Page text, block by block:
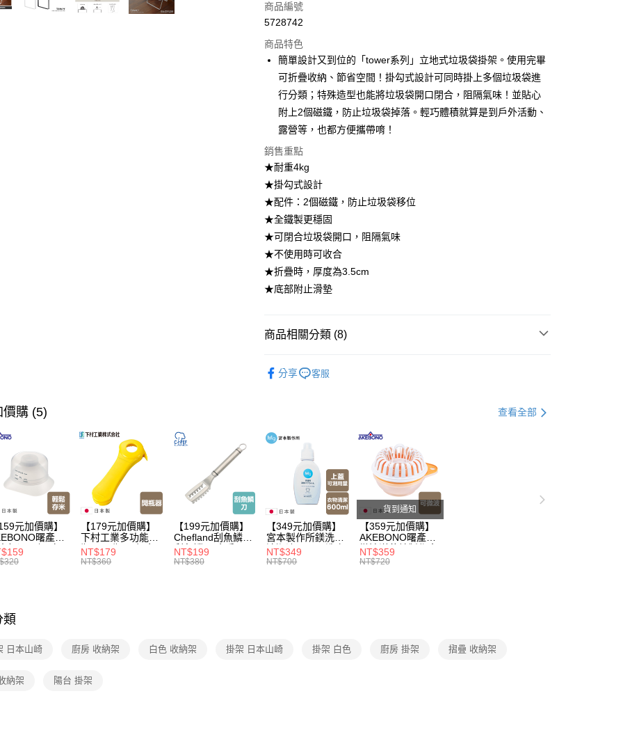
悠遊付
Google Pay
全盈+PAY
大哥付你分期
相關說明
【大哥付你分期使用說明】
2.付款方式選擇「大哥付你分期」，訂單成立後會自動跳轉到大哥付的交易
流程，驗證手機門號後，選擇欲分期的期數、繳款截止日，確認付款後即
3.實際核准額度、可分期數及費用金額請依後續交易確認頁面所載為準。
4.訂單成立30分鐘內，如未前往確認交易或遇審核未通過，訂單將自動取
消。如遇「轉專審核」未通過狀況，表示未達大哥付你分期系統評分，恕
無法說明評估內容。
【繳款方式說明】
1.分期款項不併入電信帳單，「大哥付你分期」於每月結算日後寄送繳費提
醒簡訊。
2.透過簡訊連結打開帳單後，可選擇「超商條碼／台灣大直營門市／銀行轉
帳／街口支付／iPASS MONEY」等通路繳費。
1.本服務係由「台灣大哥大股份有限公司」（以下簡稱本公司）所提供，讓
用戶於交易時，得透過本服務購買商品或服務，並由商店將買賣／分期付
資料（包含姓名、電話或地址）提供予台灣大哥大進項蒐集、處理及利
ATM付款
運送方式
宅配【父親節大回饋】限時$299免運
每筆NT$150，滿NT$299(含以上)免運費
商品編號
5728742
商品特色
簡單設計又到位的「tower系列」立地式垃圾袋掛架。使用完畢
可折疊收納、節省空間！掛勾式設計可同時掛上多個垃圾袋進
行分類；特殊造型也能將垃圾袋開口閉合，阻隔氣味！並貼心
附上2個磁鐵，防止垃圾袋掉落。輕巧體積就算是到戶外活動、
露營等，也都方便攜帶唷！
銷售重點
★耐重4kg
★掛勾式設計
★配件：2個磁鐵，防止垃圾袋移位
★全鐵製更穩固
★可閉合垃圾袋開口，阻隔氣味
★不使用時可收合
★折疊時，厚度為3.5cm
★底部附止滑墊
商品相關分類 (8)
【本月主打】 ▶日本熱銷補貨到$299up
【🎉歡慶父親節 瘋殺5折up】
▶【限時加價購$159up】官網獨
家搶購！
【🎉歡慶父親節 瘋殺5折up】 ▶歡慶父親節 ，全館瘋殺5折up
旅行·戶外用品
居家收納 廚房置物架/層架收納
分享 客服
價購 (5) 查看全部
元加價購】
曙產業
杯漏斗組(白)/
杯/米桶/量米
【179元加價購】
下村工業多功能開
瓶器/開瓶器/餐廚
用品/料理道具/任
NT$179
NT$360
【199元加價購】
Chefland刮魚鱗刀/
刮魚鱗器/廚房用
品/料理道具/任二
NT$199
NT$380
【349元加價購】
宮本製作所鎂洗衣
清潔液600ml/洗衣
精/洗衣鎂/洗衣用
NT$349
NT$700
貨到通知
【359元加價購】
AKEBONO曙產業
微波洋芋片製作盒/
料理盒/健康零食/
NT$359
NT$720
類
日本山崎 廚房 收納架 白色 收納架 掛架 日本山崎 掛架 白色 廚房 掛架 摺疊 收納架
納架 陽台 掛架